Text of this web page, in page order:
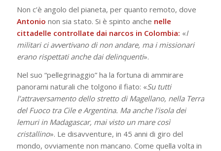
Non c’è angolo del pianeta, per quanto remoto, dove
Antonio non sia stato. Si è spinto anche nelle
cittadelle controllate dai narcos in Colombia: «I
militari ci avvertivano di non andare, ma i missionari
erano rispettati anche dai delinquenti».
Nel suo “pellegrinaggio” ha la fortuna di ammirare
panorami naturali che tolgono il fiato: «Su tutti
l’attraversamento dello stretto di Magellano, nella Terra
del Fuoco tra Cile e Argentina. Ma anche l’isola dei
lemuri in Madagascar, mai visto un mare così
cristallino». Le disavventure, in 45 anni di giro del
mondo, ovviamente non mancano. Come quella volta in